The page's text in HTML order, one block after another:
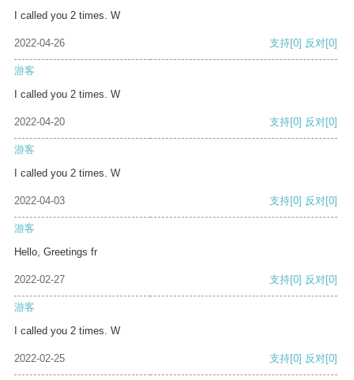
I called you 2 times. W
2022-04-26 支持[0] 反对[0]
游客
I called you 2 times. W
2022-04-20 支持[0] 反对[0]
游客
I called you 2 times. W
2022-04-03 支持[0] 反对[0]
游客
Hello, Greetings fr
2022-02-27 支持[0] 反对[0]
游客
I called you 2 times. W
2022-02-25 支持[0] 反对[0]